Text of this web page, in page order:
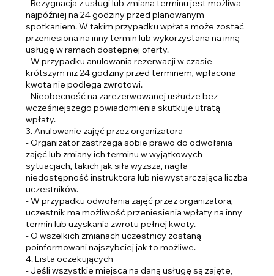
- Rezygnacja z usługi lub zmiana terminu jest możliwa
najpóźniej na 24 godziny przed planowanym
spotkaniem. W takim przypadku wpłata może zostać
przeniesiona na inny termin lub wykorzystana na inną
usługę w ramach dostępnej oferty.
- W przypadku anulowania rezerwacji w czasie
krótszym niż 24 godziny przed terminem, wpłacona
kwota nie podlega zwrotowi.
- Nieobecność na zarezerwowanej usłudze bez
wcześniejszego powiadomienia skutkuje utratą
wpłaty.
3. Anulowanie zajęć przez organizatora
- Organizator zastrzega sobie prawo do odwołania
zajęć lub zmiany ich terminu w wyjątkowych
sytuacjach, takich jak siła wyższa, nagła
niedostępność instruktora lub niewystarczająca liczba
uczestników.
- W przypadku odwołania zajęć przez organizatora,
uczestnik ma możliwość przeniesienia wpłaty na inny
termin lub uzyskania zwrotu pełnej kwoty.
- O wszelkich zmianach uczestnicy zostaną
poinformowani najszybciej jak to możliwe.
4. Lista oczekujących
- Jeśli wszystkie miejsca na daną usługę są zajęte,